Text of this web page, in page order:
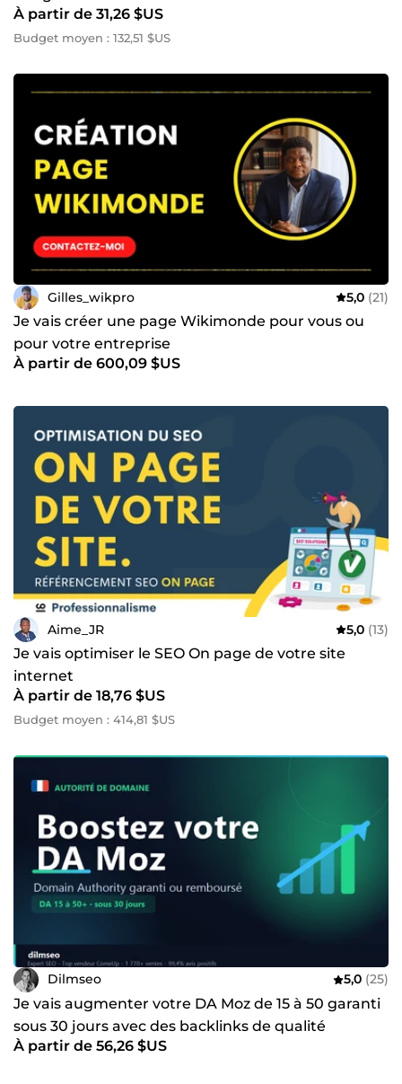
À partir de 31,26 $US
Budget moyen : 132,51 $US
Gilles_wikpro 5,0 (21)
Je vais créer une page Wikimonde pour vous ou
pour votre entreprise
À partir de 600,09 $US
Aime_JR 5,0 (13)
Je vais optimiser le SEO On page de votre site
internet
À partir de 18,76 $US
Budget moyen : 414,81 $US
Dilmseo 5,0 (25)
Je vais augmenter votre DA Moz de 15 à 50 garanti
sous 30 jours avec des backlinks de qualité
À partir de 56,26 $US